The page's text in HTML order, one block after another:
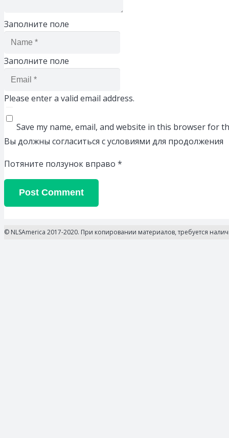
Заполните поле
Заполните поле
Please enter a valid email address.
Save my name, email, and website in this browser for
Вы должны согласиться с условиями для продолжения
Потяните ползунок вправо *
Post Comment
© NLSAmerica 2017-2020. При копировании материалов, требуется